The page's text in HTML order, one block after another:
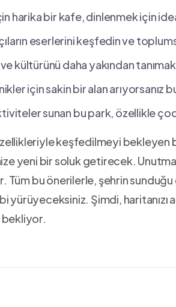
harika bir ‌kafe, dinlenmek⁤ için
eserlerini keşfedin⁣ ve
kültürünü daha yakından
için sakin bir alan arıyorsanız
⁤sunan bu park, özellikle
keşfedilmeyi bekleyen
yeni bir soluk getirecek.⁣
Tüm bu önerilerle, şehrin
​Şimdi, haritanızı
bekliyor.